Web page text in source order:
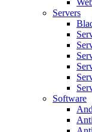
Servers
Software